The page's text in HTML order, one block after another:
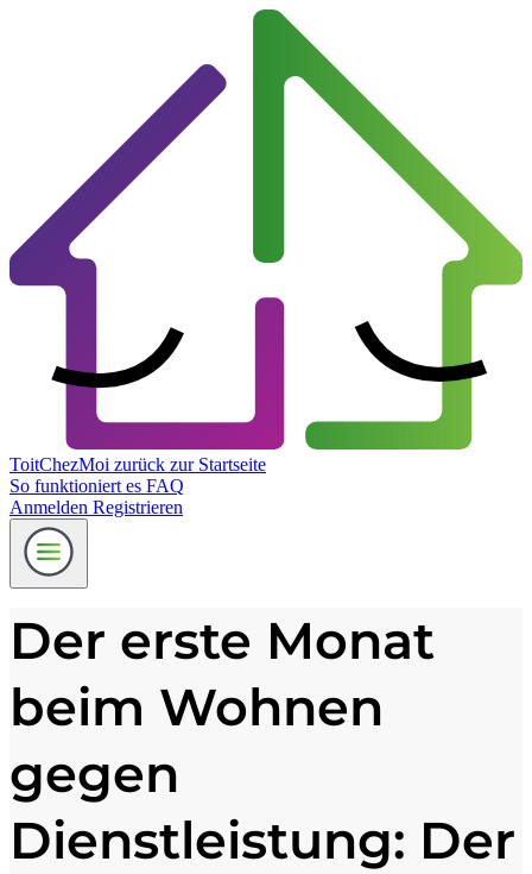
ToitChezMoi zurück zur Startseite
So funktioniert es FAQ
Anmelden Registrieren
Der erste Monat
beim Wohnen
gegen
Dienstleistung: Der